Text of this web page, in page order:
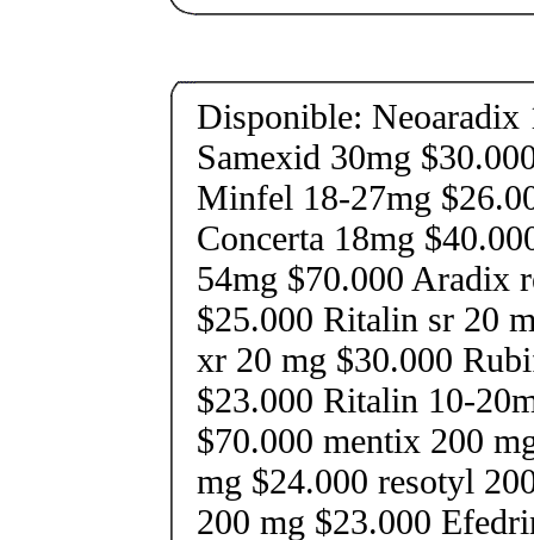
Disponible: Neoaradix
Samexid 30mg
Minfel 18-27mg
Concerta 18mg
54mg $70.000 Aradix
$25.000 Ritalin sr 20
xr 20 mg $30.000
$23.000 Ritalin 10-
$70.000 mentix 200
mg $24.000 resotyl
200 mg $23.000